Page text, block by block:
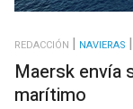
REDACCIÓN NAVIERAS
Maersk envía
marítimo